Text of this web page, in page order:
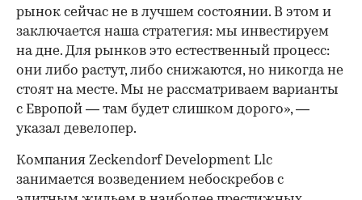
рынок сейчас не в лучшем состоянии. В этом и
заключается наша стратегия: мы инвестируем
на дне. Для рынков это естественный процесс:
они либо растут, либо снижаются, но никогда не
стоят на месте. Мы не рассматриваем варианты
с Европой — там будет слишком дорого», —
указал девелопер.
Компания Zeckendorf Development Llc
занимается возведением небоскребов с